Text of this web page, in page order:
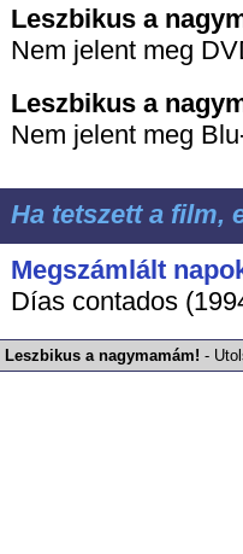
Leszbikus a
Nem jelent meg
Leszbikus a
Nem jelent meg
Ha tetszett a film,
Megszámlált
Días contados
Leszbikus a nagymamám! -